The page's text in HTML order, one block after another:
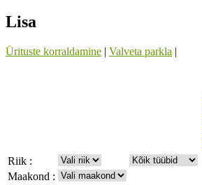
Lisa
Ürituste korraldamine | Valveta parkla |
Riik :
Maakond :